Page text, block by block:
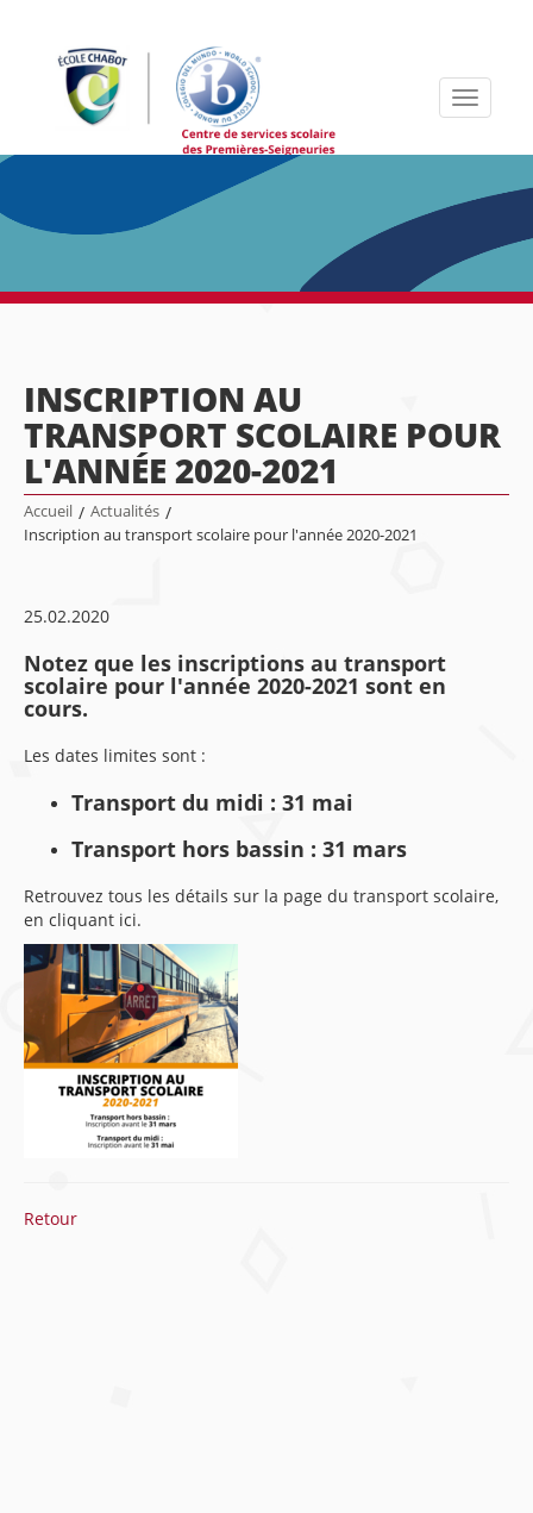
Toggle
INSCRIPTION AU
TRANSPORT SCOLAIRE POUR
L'ANNÉE 2020-2021
Accueil / Actualités /
Inscription au transport scolaire pour l'année 2020-2021
25.02.2020
Notez que les inscriptions au transport
scolaire pour l'année 2020-2021 sont en
cours.
Les dates limites sont :
Transport du midi : 31 mai
Transport hors bassin : 31 mars
Retrouvez tous les détails sur la page du transport scolaire,
en cliquant ici.
Retour